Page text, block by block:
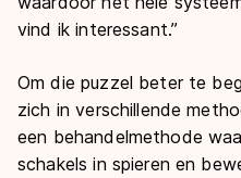
vind ik interessant.”
Om die puzzel beter te
zich in verschillende
een behandelmethode
schakels in spieren en